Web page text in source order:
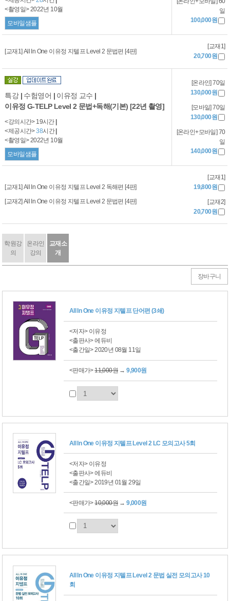
<촬영일> 2022년 10월
모바일샘플
일
100,000원
[교재1] All In One 이유정 지텔프 Level 2 문법편 [4판]
[교재1]
20,700원
특강 | 수험영어 |이유정 교수 |
이유정 G-TELP Level 2 문법+독해(기본) [22년 촬영]
<강의시간> 19시간 |
<제공시간>38시간|
<촬영일> 2022년 10월
모바일샘플
[온라인] 70일
130,000원
[모바일] 70일
130,000원
[온라인+모바일] 70
일
140,000원
[교재1] All In One 이유정 지텔프 Level 2 독해편 [4판]
[교재2] All In One 이유정 지텔프 Level 2 문법편 [4판]
[교재1]
19,800원
[교재2]
20,700원
학원강
의
온라인
강의
교재소
개
장바구니
All In One 이유정 지텔프 단어편 (3쇄)
<저자> 이유정
<출판사> 에듀비
<출간일> 2020년 08월 11일
<판매가>11,000원 →9,900원
All In One 이유정 지텔프 Level 2 LC 모의고사 5회
<저자> 이유정
<출판사> 에듀비
<출간일> 2019년 01월 29일
<판매가>10,000원 →9,000원
All In One 이유정 지텔프 Level 2 문법 실전 모의고사 10
회